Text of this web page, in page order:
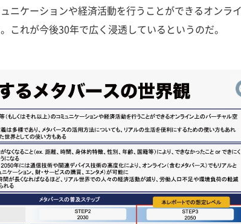
ニケーションや経済活動を行うことができるオンラ
これが今後30年で広く浸透しているというのだ。